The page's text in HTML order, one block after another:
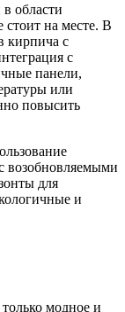
области
стоит на месте. В
кирпича с
с
панели,
или
повысить
возобновляемыми
для
и
модное и